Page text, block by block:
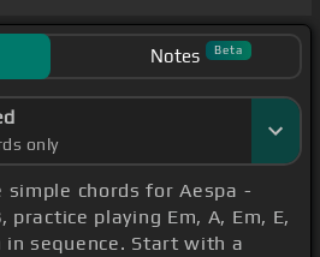
Notes Beta
only
simple chords for Aespa -
, practice playing Em, A, Em, E,
in sequence. Start with a